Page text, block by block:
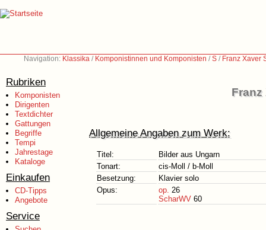
Navigation: Klassika / Komponistinnen und Komponisten /S / Franz Xaver
Rubriken
Komponisten
Dirigenten
Textdichter
Gattungen
Begriffe
Tempi
Jahrestage
Kataloge
Einkaufen
CD-Tipps
Angebote
Service
Franz
Allgemeine Angaben zum Werk:
Titel:
Bilder aus Ungarn
Tonart:
cis-Moll / b-Moll
Besetzung:
Klavier solo
Opus:
op. 26
ScharWV 60